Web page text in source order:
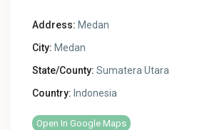
Address: Medan
City: Medan
State/County: Sumatera Utara
Country: Indonesia
Open In Google Maps